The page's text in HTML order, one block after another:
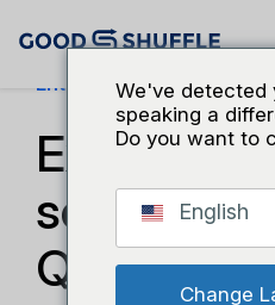
Entreprises Et Croissance
service
Qu'est-ce
We've detected
speaking a
Do you want to
English
Change